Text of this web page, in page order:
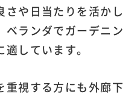
さや日当たりを活かし
ベランダでガーデニン
しています。
重視する方にも外廊下